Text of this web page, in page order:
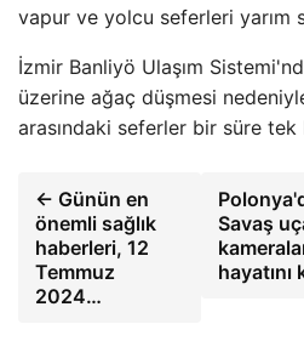
vapur ve yolcu seferleri yarım
İzmir Banliyö Ulaşım
üzerine ağaç düşmesi
arasındaki seferler bir süre
← Günün en
önemli sağlık
haberleri, 12
Temmuz
2024…
Savaş